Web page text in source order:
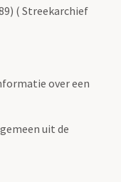
( Streekarchief
over een
uit de